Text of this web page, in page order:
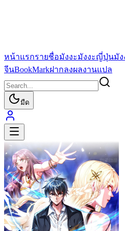
หน้าแรกรายชื่อมังงะมังงะญี่ปุ่นมัง
จีนBookMarkฝากลงผลงานแปล
มืด